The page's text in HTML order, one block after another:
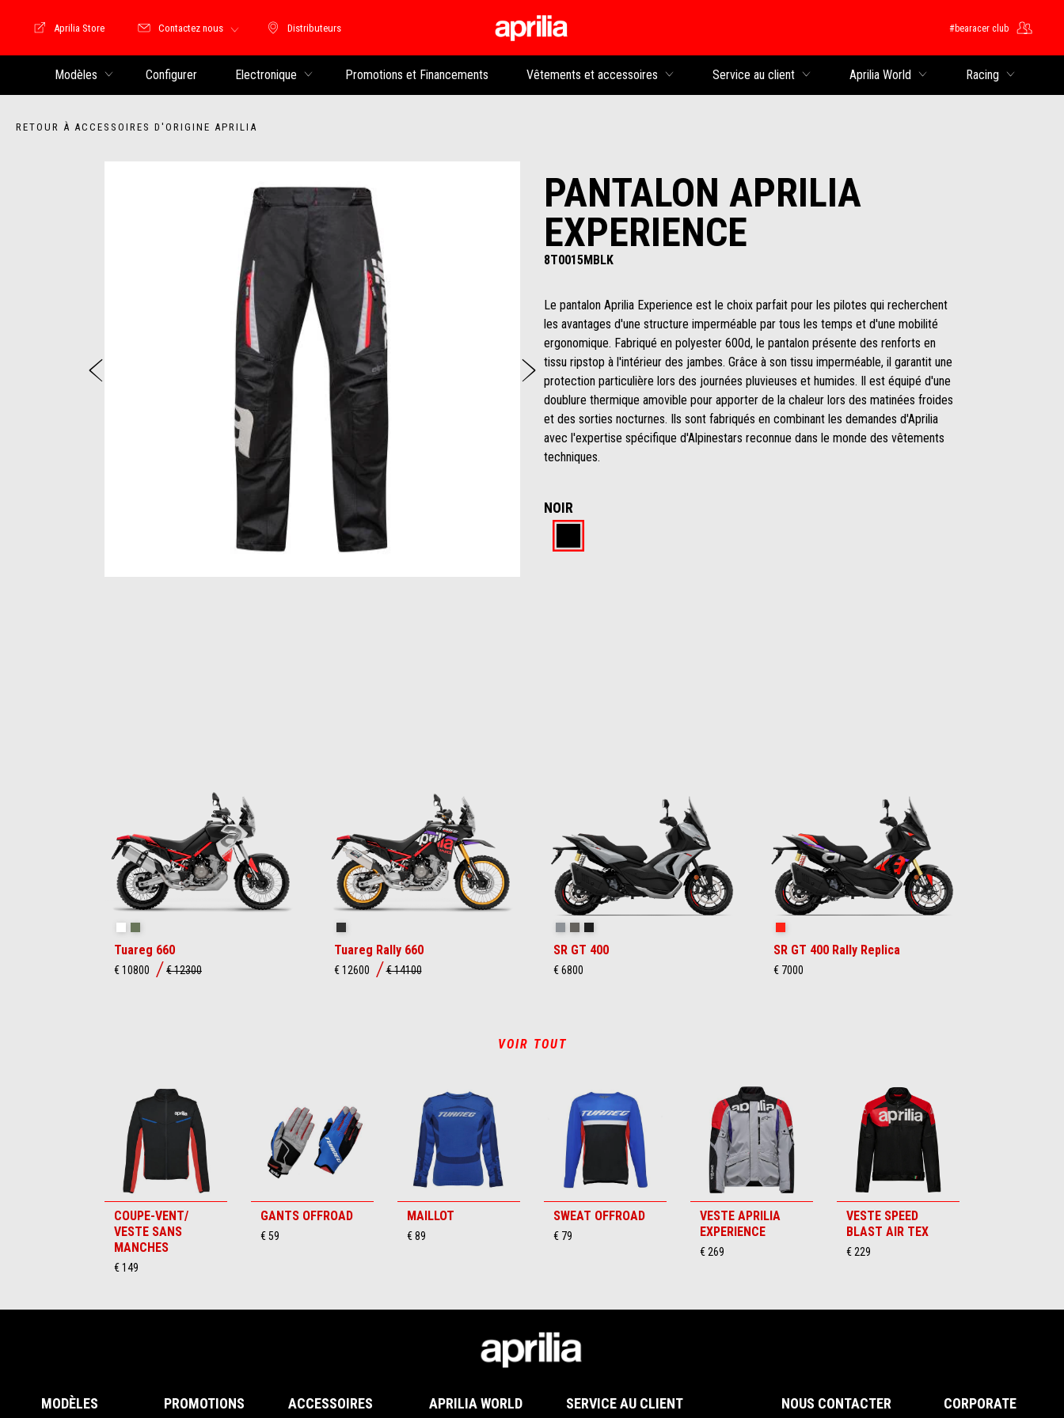
Distributeurs
Distributeurs
Store Motoguzzi
Aprilia Store Contactez nous #bearacer club
Modèles Configurer Electronique Promotions et Financements Vêtements et accessoires Service au client Aprilia World Racing
RETOUR À ACCESSOIRES D'ORIGINE APRILIA
PANTALON APRILIA
EXPERIENCE
8T0015MBLK
Le pantalon Aprilia Experience est le choix parfait pour les pilotes qui recherchent
les avantages d'une structure imperméable par tous les temps et d'une mobilité
ergonomique. Fabriqué en polyester 600d, le pantalon présente des renforts en
tissu ripstop à l'intérieur des jambes. Grâce à son tissu imperméable, il garantit une
protection particulière lors des journées pluvieuses et humides. Il est équipé d'une
doublure thermique amovible pour apporter de la chaleur lors des matinées froides
et des sorties nocturnes. Ils sont fabriqués en combinant les demandes d'Aprilia
avec l'expertise spécifique d'Alpinestars reconnue dans le monde des vêtements
techniques.
NOIR
Suivant
Tuareg 660
€ 10800 € 12300
Tuareg Rally 660
€ 12600 € 14100
SR GT 400
€ 6800
SR GT 400 Rally Replica
€ 7000
VOIR TOUT
COUPE-VENT/
VESTE SANS
MANCHES
€ 149
GANTS OFFROAD
€ 59
MAILLOT
€ 89
SWEAT OFFROAD
€ 79
VESTE APRILIA
EXPERIENCE
€ 269
VESTE SPEED
BLAST AIR TEX
€ 229
MODÈLES PROMOTIONS ACCESSOIRES APRILIA WORLD SERVICE AU CLIENT NOUS CONTACTER CORPORATE